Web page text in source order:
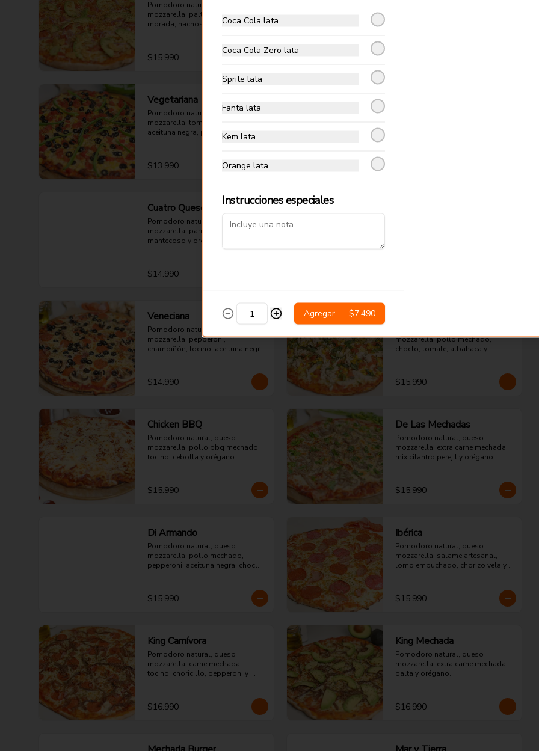
Pomodoro natural, queso
mozzarella, palta, tomate, cebolla
morada, nachos y orégano.
$15.990
Vegetariana
Pomodoro natural, queso
mozzarella, tomate, choclo,
aceituna negra, pimentón verde y
$13.990
Cuatro Quesos
Pomodoro natural, queso
mozzarella, parmesano, cheddar,
mantecoso y orégano.
$14.990
Veneciana
Pomodoro natural, queso
mozzarella, pepperoni,
champiñón, tocino, aceituna negra
$14.990
mozzarella, pollo mechado,
choclo, tomate, albahaca y
$15.990
Chicken BBQ
Pomodoro natural, queso
mozzarella, pollo bbq mechado,
tocino, cebolla y orégano.
$15.990
De Las Mechadas
Pomodoro natural, queso
mozzarella, extra carne mechada,
mix cilantro perejil y orégano.
$15.990
Di Armando
Pomodoro natural, queso
mozzarella, pollo mechado,
pepperoni, aceituna negra, choclo
$15.990
Ibérica
Pomodoro natural, queso
mozzarella, salame artesanal,
lomo embuchado, chorizo vela y
$15.990
King Carnívora
Pomodoro natural, queso
mozzarella, carne mechada,
tocino, choricillo, pepperoni y
$16.990
King Mechada
Pomodoro natural, queso
mozzarella, extra carne mechada,
palta y orégano.
$16.990
Coca Cola lata
Coca Cola Zero lata
Sprite lata
Fanta lata
Kem lata
Orange lata
Instrucciones especiales
Agregar $7.490